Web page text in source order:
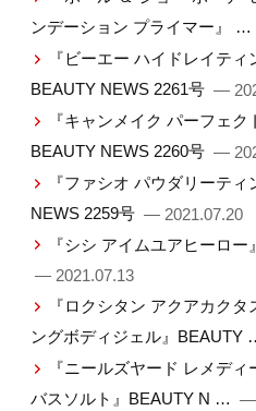
ンデーション プライマー』 …
『ビーエー ハイドレイティ
BEAUTY NEWS 2261号 —
『キャンメイク パーフェク
BEAUTY NEWS 2260号 —
『ファシオ パウダリーテ
NEWS 2259号 — 2021.07.20
『シシ アイムユアヒーロ
— 2021.07.13
『ロクシタン アクアカク
ングボディジェル』BEAUTY
『ニールズヤード レメデ
バスソルト』BEAUTY N … —